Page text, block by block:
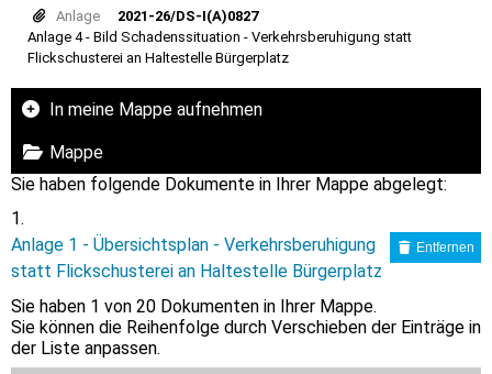
Anlage
2021-26/DS-I(A)0827
Anlage 4 - Bild Schadenssituation - Verkehrsberuhigung statt
Flickschusterei an Haltestelle Bürgerplatz
In meine Mappe aufnehmen
Mappe
Sie haben folgende Dokumente in Ihrer Mappe abgelegt:
Anlage 1 - Übersichtsplan - Verkehrsberuhigung
statt Flickschusterei an Haltestelle Bürgerplatz
Entfernen
Sie haben 1 von 20 Dokumenten in Ihrer Mappe.
Sie können die Reihenfolge durch Verschieben der Einträge in
der Liste anpassen.